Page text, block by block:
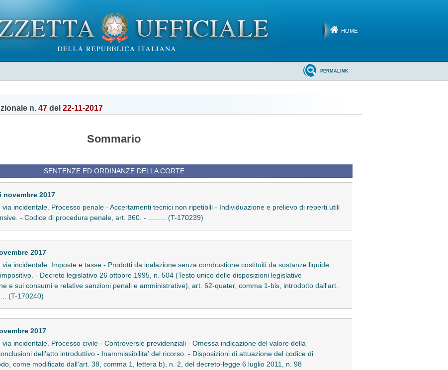
HOME
PERMALINK
n. 47 del 22-11-2017
Sommario
SENTENZE ED ORDINANZE DELLA CORTE
novembre 2017
incidentale. Processo penale - Accertamenti tecnici non ripetibili - Individuazione e prelievo di reperti utili
- Codice di procedura penale, art. 360. - ......... (T-170239)
2017
incidentale. Imposte e tasse - Prodotti da inalazione senza combustione costituiti da sostanze liquide
- Decreto legislativo 26 ottobre 1995, n. 504 (Testo unico delle disposizioni legislative
e sui consumi e relative sanzioni penali e amministrative), art. 62-quater, comma 1-bis, introdotto dall'art.
(T-170240)
2017
incidentale. Processo civile - Controversie previdenziali - Omessa indicazione del valore della
dell'atto introduttivo - Inammissibilita' del ricorso. - Disposizioni di attuazione del codice di
come modificato dall'art. 38, comma 1, lettera b), n. 2, del decreto-legge 6 luglio 2011, n. 98